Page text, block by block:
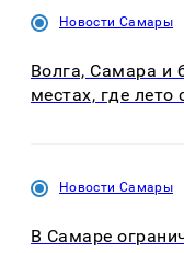
Новости Самары
Волга, Самара и
местах, где
Новости Самары
В Самаре